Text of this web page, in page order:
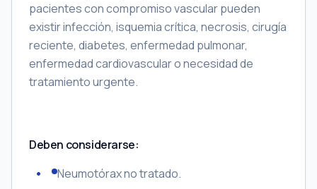
pacientes con compromiso vascular pueden
existir infección, isquemia crítica, necrosis, cirugía
reciente, diabetes, enfermedad pulmonar,
enfermedad cardiovascular o necesidad de
tratamiento urgente.
Deben considerarse:
Neumotórax no tratado.